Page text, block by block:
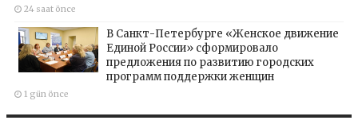
24 saat önce
В Санкт-Петербурге «Женское движение
Единой России» сформировало
предложения по развитию городских
программ поддержки женщин
1 gün önce